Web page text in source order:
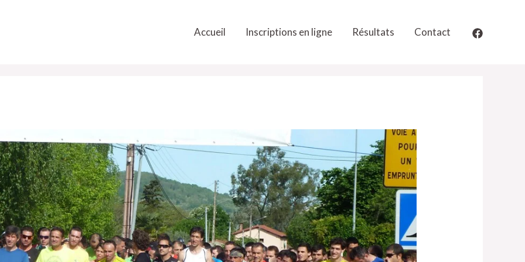
Accueil Inscriptions en ligne Résultats Contact